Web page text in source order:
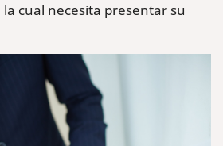
cual necesita presentar su